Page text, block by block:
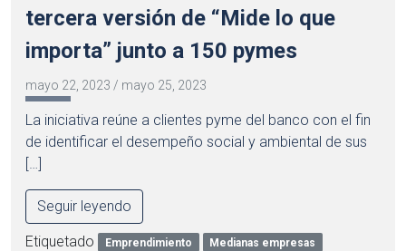
tercera versión de “Mide lo que
importa” junto a 150 pymes
mayo 22, 2023 / mayo 25, 2023
La iniciativa reúne a clientes pyme del banco con el fin
de identificar el desempeño social y ambiental de sus
[…]
Seguir leyendo
Etiquetado Emprendimiento
Medianas empresas